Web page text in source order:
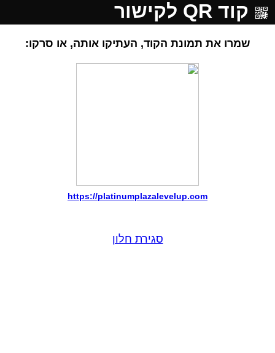
קוד QR לקישור
שמרו את תמונת הקוד, העתיקו אותה, או סרקו:
https://platinumplazalevelup.com
סגירת חלון